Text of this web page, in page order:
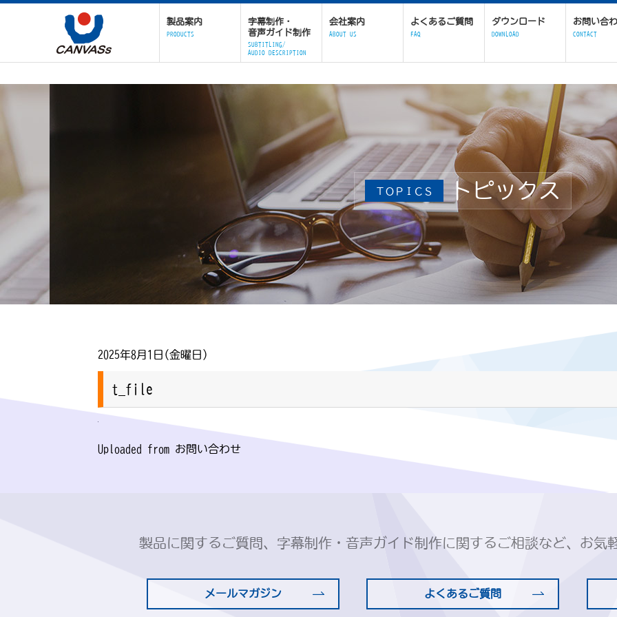
製品案内
PRODUCTS
字幕制作・
音声ガイド制作
SUBTITLING/
AUDIO DESCRIPTION
会社案内
ABOUT US
よくあるご質問
FAQ
ダウンロード
DOWNLOAD
お問い合
CONTACT
ＴＯＰＩＣＳ トピックス
2025年8月1日(金曜日)
t_file
Uploaded from お問い合わせ
製品に関するご質問、字幕制作・音声ガイド制作に関するご相談など、お気
メールマガジン よくあるご質問